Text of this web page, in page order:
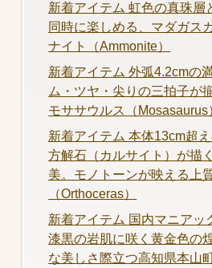
新着アイテム 虹色の真珠層
同時に楽しめる、マダガス
ナイト（Ammonite）
新着アイテム 外弧4.2cmの
ム・ツヤ・尖りの三拍子が
モササウルス（Mosasaurus
新着アイテム 本体13cm超
方解石（カルサイト）が描
美。モノトーンが映える上
（Orthoceras）
新着アイテム 国内マニアッ
漆黒の岩肌に咲く黄金色
な美しさ際立つ高知県本山